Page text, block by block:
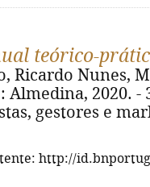
teórico-
Ricardo Nunes,
Almedina, 2020. -
gestores e
http://